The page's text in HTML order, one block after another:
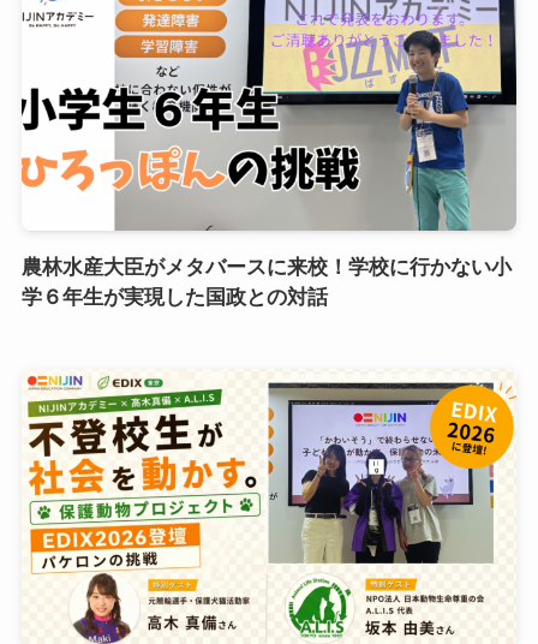
農林水産大臣がメタバースに来校！学校に行かない小
学６年生が実現した国政との対話